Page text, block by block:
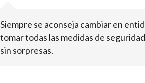
Siempre se aconseja cambiar en
tomar todas las medidas de
sin sorpresas.